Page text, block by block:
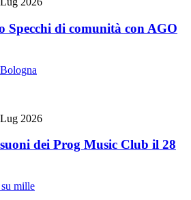
Specchi di comunità con AGO
2026
dei Prog Music Club il 28